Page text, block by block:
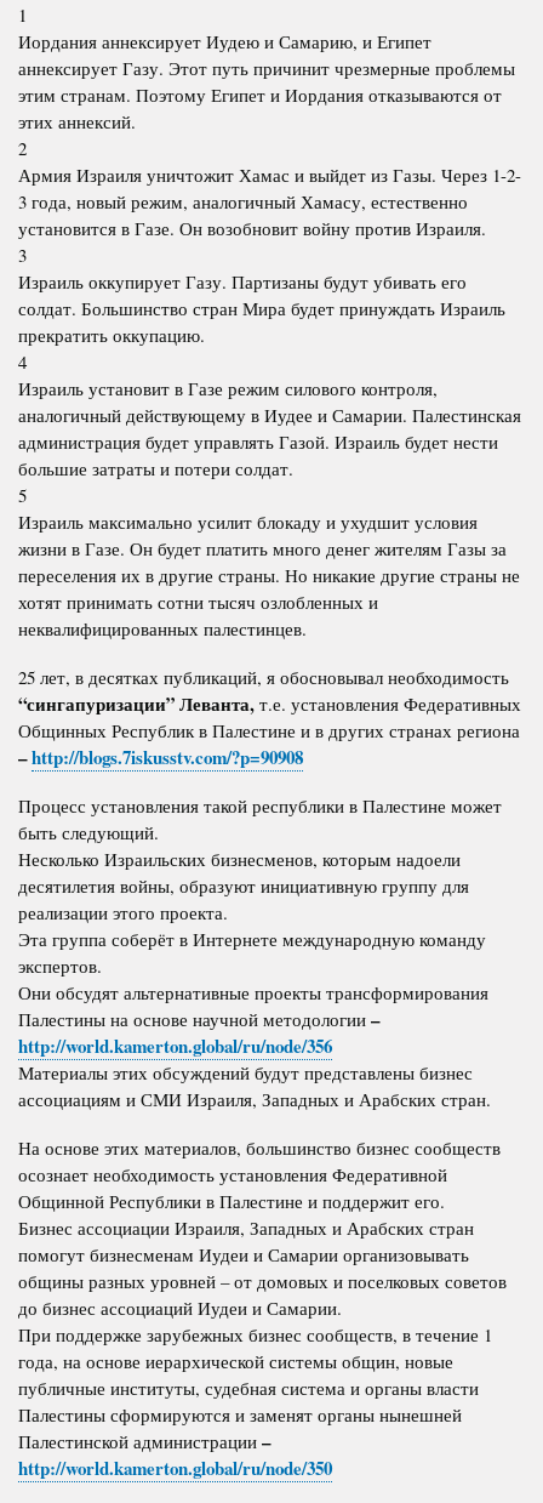
1
Иордания аннексирует Иудею и Самарию, и Египет
аннексирует Газу. Этот путь причинит чрезмерные проблемы
этим странам. Поэтому Египет и Иордания отказываются от
этих аннексий.
2
Армия Израиля уничтожит Хамас и выйдет из Газы. Через 1-2-
3 года, новый режим, аналогичный Хамасу, естественно
установится в Газе. Он возобновит войну против Израиля.
3
Израиль оккупирует Газу. Партизаны будут убивать его
солдат. Большинство стран Мира будет принуждать Израиль
прекратить оккупацию.
4
Израиль установит в Газе режим силового контроля,
аналогичный действующему в Иудее и Самарии. Палестинская
администрация будет управлять Газой. Израиль будет нести
большие затраты и потери солдат.
5
Израиль максимально усилит блокаду и ухудшит условия
жизни в Газе. Он будет платить много денег жителям Газы за
переселения их в другие страны. Но никакие другие страны не
хотят принимать сотни тысяч озлобленных и
неквалифицированных палестинцев.
25 лет, в десятках публикаций, я обосновывал необходимость
“сингапуризации” Леванта, т.е. установления Федеративных
Общинных Республик в Палестине и в других странах региона
–http://blogs.7iskusstv.com/?p=90908
Процесс установления такой республики в Палестине может
быть следующий.
Несколько Израильских бизнесменов, которым надоели
десятилетия войны, образуют инициативную группу для
реализации этого проекта.
Эта группа соберёт в Интернете международную команду
экспертов.
Они обсудят альтернативные проекты трансформирования
Палестины на основе научной методологии –
http://world.kamerton.global/ru/node/356
Материалы этих обсуждений будут представлены бизнес
ассоциациям и СМИ Израиля, Западных и Арабских стран.
На основе этих материалов, большинство бизнес сообществ
осознает необходимость установления Федеративной
Общинной Республики в Палестине и поддержит его.
Бизнес ассоциации Израиля, Западных и Арабских стран
помогут бизнесменам Иудеи и Самарии организовывать
общины разных уровней – от домовых и поселковых советов
до бизнес ассоциаций Иудеи и Самарии.
При поддержке зарубежных бизнес сообществ, в течение 1
года, на основе иерархической системы общин, новые
публичные институты, судебная система и органы власти
Палестины сформируются и заменят органы нынешней
Палестинской администрации –
http://world.kamerton.global/ru/node/350